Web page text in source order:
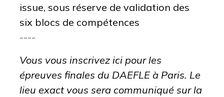
issue, sous réserve de validation des
six blocs de compétences
----
Vous vous inscrivez ici pour les
épreuves finales du DAEFLE à Paris. Le
lieu exact vous sera communiqué sur la